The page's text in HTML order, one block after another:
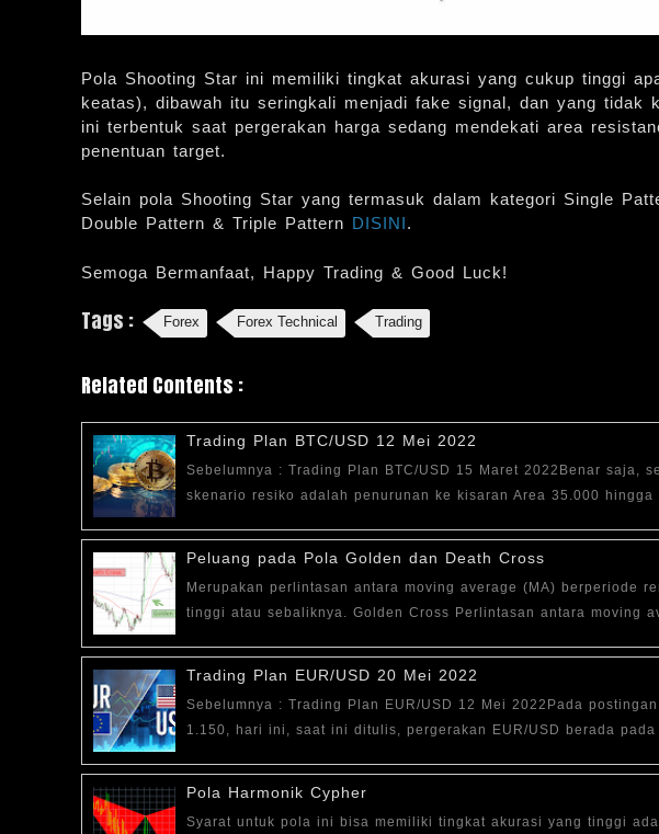
Pola Shooting Star ini memiliki tingkat akurasi yang cukup tinggi
keatas), dibawah itu seringkali menjadi fake signal, dan yang tidak
ini terbentuk saat pergerakan harga sedang mendekati area
penentuan target.
Selain pola Shooting Star yang termasuk dalam kategori Single
Double Pattern & Triple Pattern DISINI.
Semoga Bermanfaat, Happy Trading & Good Luck!
Tags : Forex Forex Technical Trading
Related Contents :
Trading Plan BTC/USD 12 Mei 2022
Sebelumnya : Trading Plan BTC/USD 15 Maret 2022Benar saja,
skenario resiko adalah penurunan ke kisaran Area 35.000
Peluang pada Pola Golden dan Death Cross
Merupakan perlintasan antara moving average (MA) berperiode
tinggi atau sebaliknya. Golden Cross Perlintasan antara moving
Trading Plan EUR/USD 20 Mei 2022
Sebelumnya : Trading Plan EUR/USD 12 Mei 2022Pada
1.150, hari ini, saat ini ditulis, pergerakan EUR/USD berada
Pola Harmonik Cypher
Syarat untuk pola ini bisa memiliki tingkat akurasi yang tinggi